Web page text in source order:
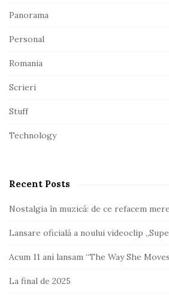
Panorama
Personal
Romania
Scrieri
Stuff
Technology
Recent Posts
Nostalgia în muzică: de ce refacem
Lansare oficială a noului videoclip
Acum 11 ani lansam “The Way She
La final de 2025